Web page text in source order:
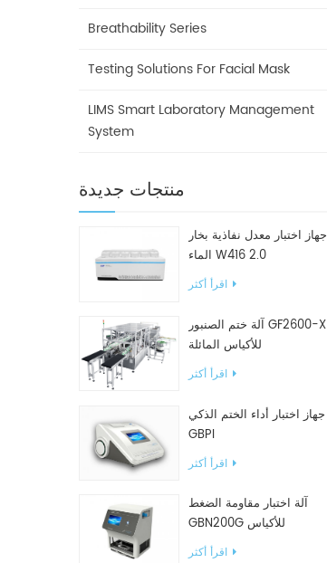
Breathability Series
Testing Solutions For Facial Mask
LIMS Smart Laboratory Management
System
منتجات جديدة
جهاز اختبار معدل نفاذية بخار
الماء W416 2.0
اقرأ أكثر
آلة ختم الصنبور GF2600-X
للأكياس المائلة
اقرأ أكثر
جهاز اختبار أداء الختم الذكي
GBPI
اقرأ أكثر
آلة اختبار مقاومة الضغط
GBN200G للأكياس
البلاستيكية
اقرأ أكثر